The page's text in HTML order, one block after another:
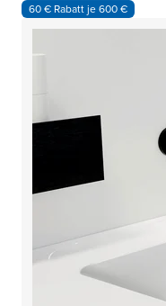
60 € Rabatt je 600 €